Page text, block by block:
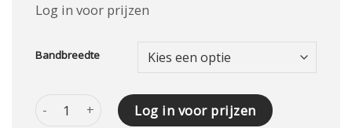
Log in voor prijzen
Bandbreedte
Vervangend schraapblad t.b.v. Mini Beltcleaner 8700 aantal
Log in voor prijzen